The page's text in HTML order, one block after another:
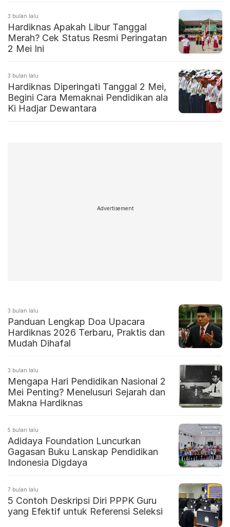
3 bulan lalu
Hardiknas Apakah Libur Tanggal
Merah? Cek Status Resmi Peringatan
2 Mei Ini
3 bulan lalu
Hardiknas Diperingati Tanggal 2 Mei,
Begini Cara Memaknai Pendidikan ala
Ki Hadjar Dewantara
Advertisement
3 bulan lalu
Panduan Lengkap Doa Upacara
Hardiknas 2026 Terbaru, Praktis dan
Mudah Dihafal
3 bulan lalu
Mengapa Hari Pendidikan Nasional 2
Mei Penting? Menelusuri Sejarah dan
Makna Hardiknas
5 bulan lalu
Adidaya Foundation Luncurkan
Gagasan Buku Lanskap Pendidikan
Indonesia Digdaya
7 bulan lalu
5 Contoh Deskripsi Diri PPPK Guru
yang Efektif untuk Referensi Seleksi